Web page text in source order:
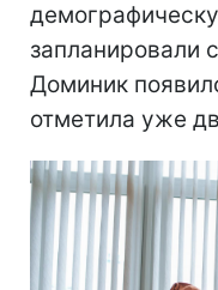
запланировали
Доминик
отметила уже